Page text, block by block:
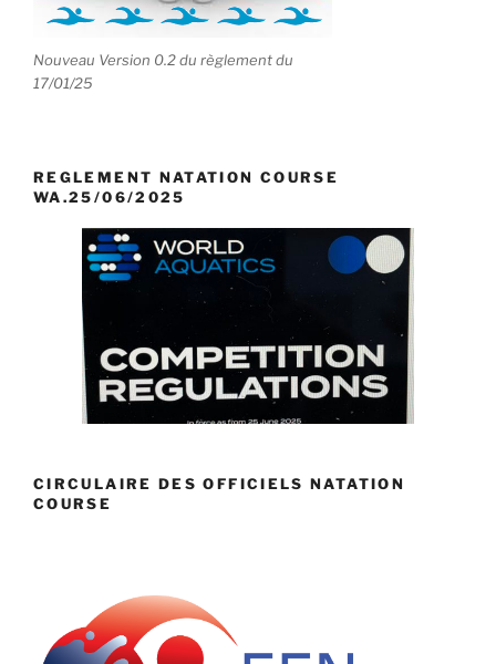
Nouveau Version 0.2 du règlement du
17/01/25
REGLEMENT NATATION COURSE
WA.25/06/2025
CIRCULAIRE DES OFFICIELS NATATION
COURSE